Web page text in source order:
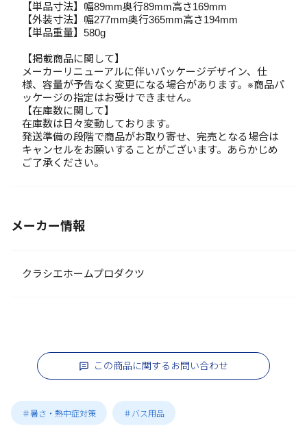
【単品寸法】幅89mm奥行89mm高さ169mm
【外装寸法】幅277mm奥行365mm高さ194mm
【単品重量】580g
【掲載商品に関して】
メーカーリニューアルに伴いパッケージデザイン、仕
様、容量が予告なく変更になる場合があります。※商品パ
ッケージの指定はお受けできません。
【在庫数に関して】
在庫数は日々変動しております。
発送準備の段階で商品がお取り寄せ、完売となる場合は
キャンセルをお願いすることがございます。あらかじめ
ご了承ください。
メーカー情報
クラシエホームプロダクツ
この商品に関するお問い合わせ
＃暑さ・熱中症対策 ＃バス用品